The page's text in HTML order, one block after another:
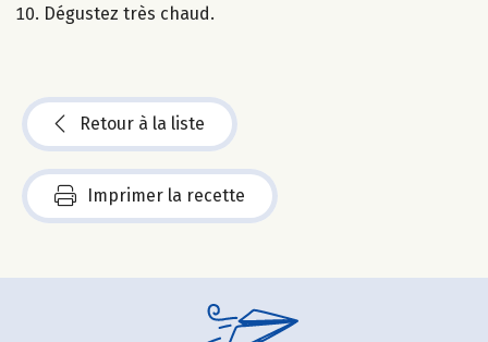
Dégustez très chaud.
Retour à la liste
Imprimer la recette